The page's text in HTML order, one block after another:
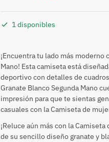
1 disponibles
¡Encuentra tu lado más moderno
Mano! Esta camiseta está
deportivo con detalles de
Granate Blanco Segunda Mano
impresión para que te sientas
casuales con la Camiseta de
¡Reluce aún más con la
de su sencillo diseño granate y